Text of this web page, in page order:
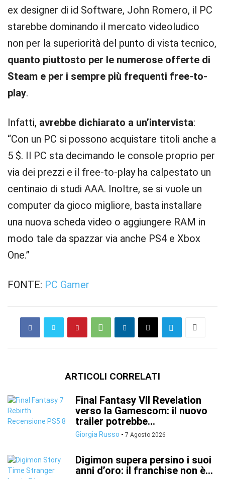
ex designer di id Software, John Romero, il PC
starebbe dominando il mercato videoludico
non per la superiorità del punto di vista tecnico,
quanto piuttosto per le numerose offerte di
Steam e per i sempre più frequenti free-to-
play.
Infatti, avrebbe dichiarato a un’intervista:
“Con un PC si possono acquistare titoli anche a
5 $. Il PC sta decimando le console proprio per
via dei prezzi e il free-to-play ha calpestato un
centinaio di studi AAA. Inoltre, se si vuole un
computer da gioco migliore, basta installare
una nuova scheda video o aggiungere RAM in
modo tale da spazzar via anche PS4 e Xbox
One.”
FONTE: PC Gamer
ARTICOLI CORRELATI
Final Fantasy VII Revelation
verso la Gamescom: il nuovo
trailer potrebbe...
Giorgia Russo - 7 Agosto 2026
Digimon supera persino i suoi
anni d’oro: il franchise non è...